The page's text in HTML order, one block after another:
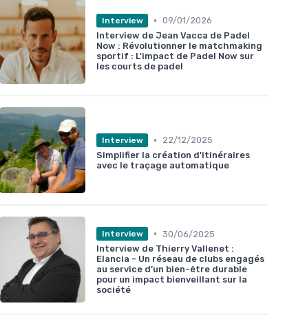
Interview • 09/01/2026
Interview de Jean Vacca de Padel
Now : Révolutionner le matchmaking
sportif : L'impact de Padel Now sur
les courts de padel
Interview •
22/12/2025
Simplifier la création d'itinéraires
avec le traçage automatique
Interview • 30/06/2025
Interview de Thierry Vallenet :
Elancia - Un réseau de clubs engagés
au service d’un bien-être durable
pour un impact bienveillant sur la
société